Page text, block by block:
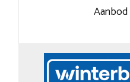
Aanbod